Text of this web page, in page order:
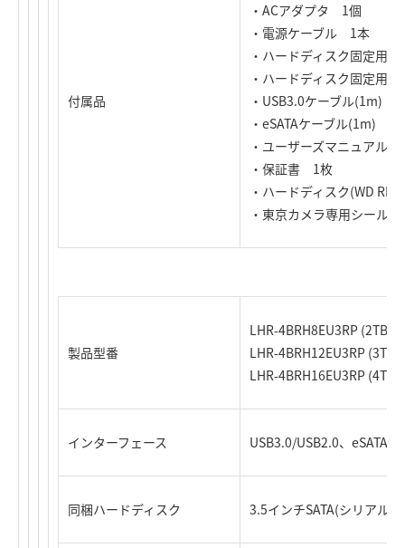
付属品
・ACアダプタ 1個
・電源ケーブル 1本
・ハードディスク固定用
・ハードディスク固定用
・USB3.0ケーブル(1m) 1
・eSATAケーブル(1m) 1
・ユーザーズマニュアル
・保証書 1枚
・ハードディスク(WD
・東京カメラ専用シール
製品型番
LHR-4BRH8EU3RP
LHR-4BRH12EU3RP
LHR-4BRH16EU3RP
インターフェース USB3.0/USB2.0、eSATA
同梱ハードディスク 3.5インチSATA(シリアル